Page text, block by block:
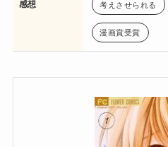
感想 考えさせられる
漫画賞受賞